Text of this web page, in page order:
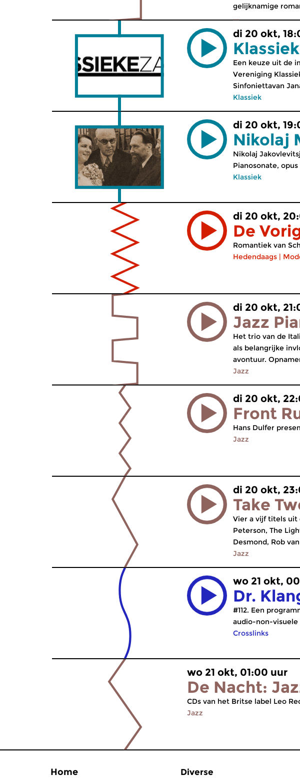
gelijknamige
...
di 20 okt,
Een keuze uit de
Vereniging
Sinfoniettavan
Klassiek
di 20 okt,
Nikolaj
Nikolaj
Pianosonate, opus
Klassiek
di 20 okt,
De
Romantiek van
Hedendaags |
di 20 okt,
Jazz
Het trio van de
als belangrijke
avontuur.
Jazz
di 20 okt,
Front
Hans Dulfer
Jazz
di 20 okt,
Take
Vier a vijf titels uit
Peterson, The
Desmond, Rob
Jazz
wo 21 okt,
Dr.
#112. Een
audio-non-visuele
Crosslinks
wo 21 okt, 01:00 uur
De Nacht:
CDs van het Britse label Leo
Jazz
Home Diverse